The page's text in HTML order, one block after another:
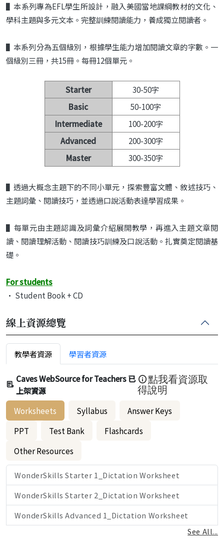
▌ 本系列專為EFL學生所設計，融入美國當地課綱教材的文化、
學科主題與多元文本。完整訓練閱讀能力，養成獨立閱讀者。
▌ 本系列分為五個級別，根據學生能力增加閱讀文章的字數 。一
個級別三冊，共15冊。每冊12個單元。
Starter
30-50字
Basic
50-100字
Intermediate
100-200字
Advanced
200-300字
Master
300-350字
▌透過大概念主題下的不同小單元，探索豐富文體、敘述技巧、
主題詞彙、閱讀技巧，並透過口說活動表達學習成果。
▌ 每單元由主題認識及詞彙介紹展開教學 ，再進入主題文章閱
讀、閱讀理解活動、閱讀技巧訓練及口說活動。扎實奠定閱讀基
礎。
For students
• Student Book + CD
線上資源總覽
教學者資源 學習者資源
Caves WebSource for Teachers 已
上架資源
點我看資源取
得說明
Worksheets Syllabus
Answer Keys
PPT
Test Bank
Flashcards
Other Resources
WonderSkills Starter 1_Dictation Worksheet
WonderSkills Starter 2_Dictation Worksheet
WonderSkills Advanced 1_Dictation Worksheet
See All...